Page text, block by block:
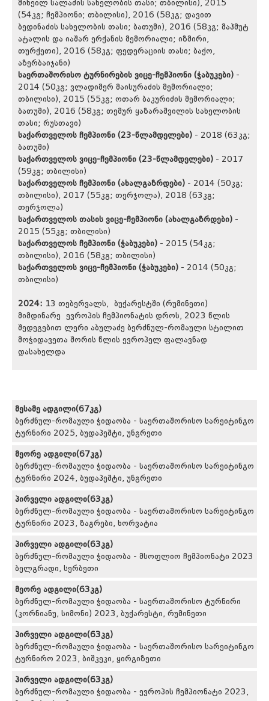
მიხეილ სალაძის სახელობის თასი; თბილისი), 2015
(54კგ; ჩემპიონი; თბილისი), 2016 (58კგ; დავით
ბედინაძის სახელობის თასი; ბათუმი), 2016 (58კგ; მაჰმუტ
ატალის და იაშარ ერქანის მემორიალი; იზმირი,
თურქეთი), 2016 (58კგ; ფედერაციის თასი; ბაქო,
აზერბაიჯანი)
საერთაშორისო ტურნირების ვიცე-ჩემპიონი (ჭაბუკები) -
2014 (50კგ; ვლადიმერ მაისურაძის მემორიალი;
თბილისი), 2015 (55კგ; ოთარ ბაკურიძის მემორიალი;
ბათუმი), 2016 (58კგ; თემურ ყაზარაშვილის სახელობის
თასი; რუსთავი)
საქართველოს ჩემპიონი (23-წლამდელები) - 2018 (63კგ;
ბათუმი)
საქართველოს ვიცე-ჩემპიონი (23-წლამდელები) - 2017
(59კგ; თბილისი)
საქართველოს ჩემპიონი (ახალგაზრდები) - 2014 (50კგ;
თბილისი), 2017 (55კგ; თერჯოლა), 2018 (63კგ;
თერჯოლა)
საქართველოს თასის ვიცე-ჩემპიონი (ახალგაზრდები) -
2015 (55კგ; თბილისი)
საქართველოს ჩემპიონი (ჭაბუკები) - 2015 (54კგ;
თბილისი), 2016 (58კგ; თბილისი)
საქართველოს ვიცე-ჩემპიონი (ჭაბუკები) - 2014 (50კგ;
თბილისი)
2024: 13 თებერვალს, ბუქარესტში (რუმინეთი)
მიმდინარე ევროპის ჩემპიონატის დროს, 2023 წლის
შედეგებით ლერი აბულაძე ბერძნულ-რომაული სტილით
მოჭიდავეთა შორის წლის ევროპელ ფალავნად
დასახელდა
მესამე ადგილი(67კგ)
ბერძნულ-რომაული ჭიდაობა - საერთაშორისო სარეიტინგო
ტურნირი 2025, ბუდაპეშტი, უნგრეთი
მეორე ადგილი(67კგ)
ბერძნულ-რომაული ჭიდაობა - საერთაშორისო სარეიტინგო
ტურნირი 2024, ბუდაპეშტი, უნგრეთი
პირველი ადგილი(63კგ)
ბერძნულ-რომაული ჭიდაობა - საერთაშორისო სარეიტინგო
ტურნირი 2023, ზაგრები, ხორვატია
პირველი ადგილი(63კგ)
ბერძნულ-რომაული ჭიდაობა - მსოფლიო ჩემპიონატი 2023
ბელგრადი, სერბეთი
მეორე ადგილი(63კგ)
ბერძნულ-რომაული ჭიდაობა - საერთაშორისო ტურნირი
(კორნიანუ, სიმონი) 2023, ბუქარესტი, რუმინეთი
პირველი ადგილი(63კგ)
ბერძნულ-რომაული ჭიდაობა - საერთაშორისო სარეიტინგო
ტურნირო 2023, ბიშკეკი, ყირგიზეთი
პირველი ადგილი(63კგ)
ბერძნულ-რომაული ჭიდაობა - ევროპის ჩემპიონატი 2023,